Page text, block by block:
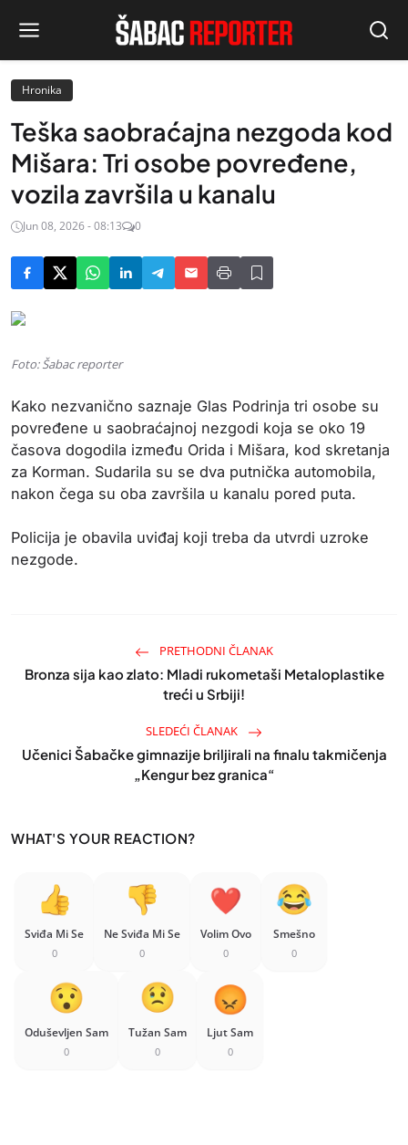
Hronika
Teška saobraćajna nezgoda kod
Mišara: Tri osobe povređene,
vozila završila u kanalu
Jun 08, 2026 - 08:13 0
Foto: Šabac reporter
Kako nezvanično saznaje Glas Podrinja tri osobe su
povređene u saobraćajnoj nezgodi koja se oko 19
časova dogodila između Orida i Mišara, kod skretanja
za Korman. Sudarila su se dva putnička automobila,
nakon čega su oba završila u kanalu pored puta.
Policija je obavila uviđaj koji treba da utvrdi uzroke
nezgode.
PRETHODNI ČLANAK
Bronza sija kao zlato: Mladi rukometaši Metaloplastike
treći u Srbiji!
SLEDEĆI ČLANAK
Učenici Šabačke gimnazije briljirali na finalu takmičenja
„Kengur bez granica“
WHAT'S YOUR REACTION?
Sviđa Mi Se
0
Ne Sviđa Mi Se
0
Volim Ovo
0
Smešno
0
Oduševljen Sam
0
Tužan Sam
0
Ljut Sam
0